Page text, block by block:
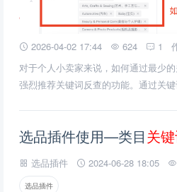
2026-04-02 17:44 624 1
对于个人小卖家来说，如何通过最少
强烈推荐关键词反查的功能。通过关
选品插件使用—类目关键
选品插件 2024-06-28 18:05
选品插件